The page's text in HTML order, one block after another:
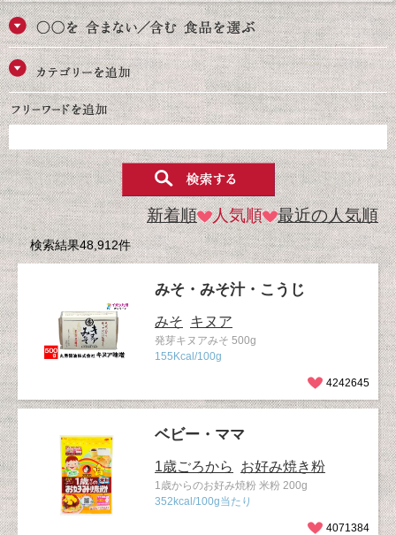
新着順 人気順 最近の人気順
検索結果48,912件
みそ・みそ汁・こうじ
みそ キヌア
発芽キヌアみそ 500g
155Kcal/100g
4242645
ベビー・ママ
1歳ごろから お好み焼き粉
1歳からのお好み焼粉 米粉 200g
352kcal/100g当たり
4071384